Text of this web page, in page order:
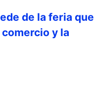
de la feria que
y la